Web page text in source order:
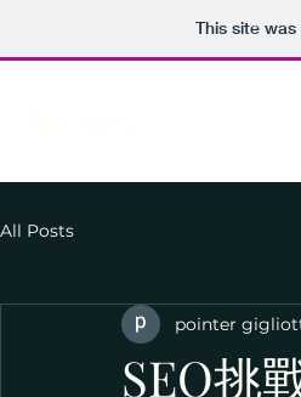
This site
All Posts
SEO挑
pointer